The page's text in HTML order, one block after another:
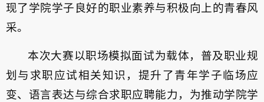
现了学院学子良好的职业素养与积极向上的青春风
采。
本次大赛以职场模拟面试为载体，普及职业规
划与求职应试相关知识，提升了青年学子临场应
变、语言表达与综合求职应聘能力，为推动学院学